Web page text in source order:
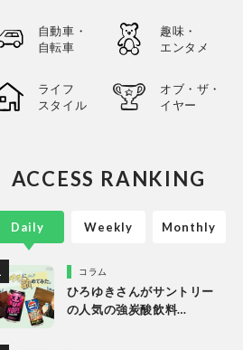
自動車・
自転車
趣味・
エンタメ
ライフ
スタイル
オブ・ザ・
イヤー
ACCESS RANKING
Daily
コラム
ひろゆきさんがサントリー
の人気の強炭酸飲料
Weekly Monthly